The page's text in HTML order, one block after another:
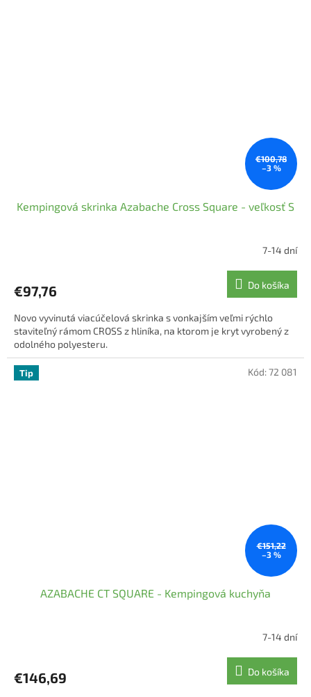
€100,78
–3 %
Kempingová skrinka Azabache Cross Square - veľkosť S
7-14 dní
€97,76 Do košíka
Novo vyvinutá viacúčelová skrinka s vonkajším veľmi rýchlo
staviteľný rámom CROSS z hliníka, na ktorom je kryt vyrobený z
odolného polyesteru.
Tip
€151,22
–3 %
AZABACHE CT SQUARE - Kempingová kuchyňa
7-14 dní
€146,69 Do košíka
Kód:72 081